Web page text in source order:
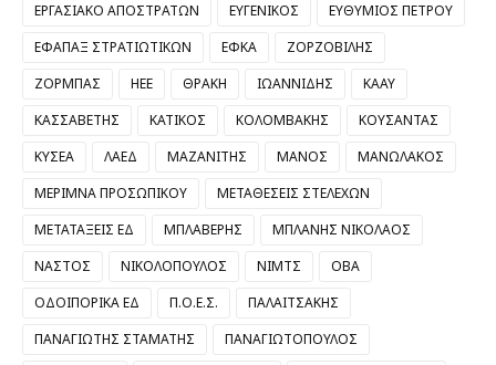
ΕΡΓΑΣΙΑΚΟ ΑΠΟΣΤΡΑΤΩΝ
ΕΥΓΕΝΙΚΟΣ
ΕΥΘΥΜΙΟΣ ΠΕΤΡΟΥ
ΕΦΑΠΑΞ ΣΤΡΑΤΙΩΤΙΚΩΝ
ΕΦΚΑ
ΖΟΡΖΟΒΙΛΗΣ
ΖΟΡΜΠΑΣ
ΗΕΕ ΘΡΑΚΗ ΙΩΑΝΝΙΔΗΣ
ΚΑΑΥ
ΚΑΣΣΑΒΕΤΗΣ
ΚΑΤΙΚΟΣ ΚΟΛΟΜΒΑΚΗΣ
ΚΟΥΣΑΝΤΑΣ
ΚΥΣΕΑ
ΛΑΕΔ ΜΑΖΑΝΙΤΗΣ ΜΑΝΟΣ
ΜΑΝΩΛΑΚΟΣ
ΜΕΡΙΜΝΑ ΠΡΟΣΩΠΙΚΟΥ
ΜΕΤΑΘΕΣΕΙΣ ΣΤΕΛΕΧΩΝ
ΜΕΤΑΤΑΞΕΙΣ ΕΔ
ΜΠΛΑΒΕΡΗΣ
ΜΠΛΑΝΗΣ ΝΙΚΟΛΑΟΣ
ΝΑΣΤΟΣ
ΝΙΚΟΛΟΠΟΥΛΟΣ ΝΙΜΤΣ
ΟΒΑ
ΟΔΟΙΠΟΡΙΚΑ ΕΔ
Π.Ο.Ε.Σ.
ΠΑΛΑΙΤΣΑΚΗΣ
ΠΑΝΑΓΙΩΤΗΣ ΣΤΑΜΑΤΗΣ
ΠΑΝΑΓΙΩΤΟΠΟΥΛΟΣ